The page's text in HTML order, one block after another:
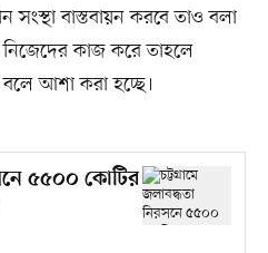
বাস্তবায়ন করবে তাও বলা
কাজ করে তাহলে
আশা করা হচ্ছে।
৫৫০০ কোটির